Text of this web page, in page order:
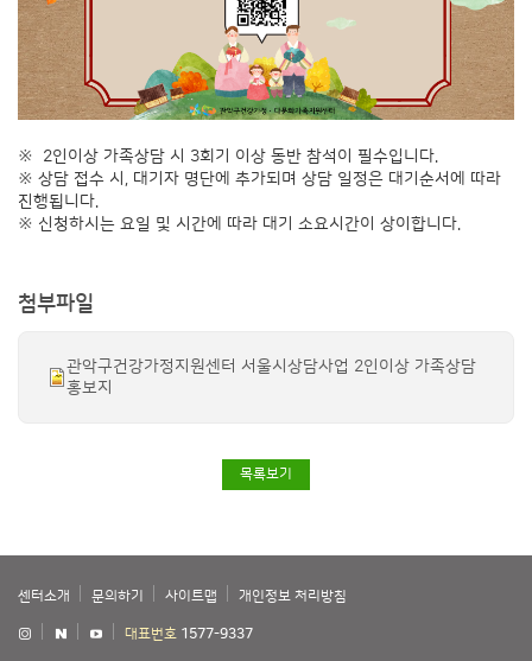
※ 2인이상 가족상담 시 3회기 이상 동반 참석이 필수입니다.
※ 상담 접수 시, 대기자 명단에 추가되며 상담 일정은 대기순서에 따라
진행됩니다.
※ 신청하시는 요일 및 시간에 따라 대기 소요시간이 상이합니다.
첨부파일
관악구건강가정지원센터 서울시상담사업 2인이상 가족상담
홍보지
목록보기
센터소개 문의하기 사이트맵 개인정보 처리방침
대표번호 1577-9337